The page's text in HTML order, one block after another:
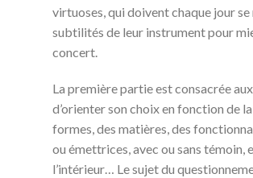
virtuoses, qui doivent chaque jour
subtilités de leur instrument pour
concert.
La première partie est consacrée
d’orienter son choix en fonction de
formes, des matières, des
ou émettrices, avec ou sans témoin,
l’intérieur… Le sujet du